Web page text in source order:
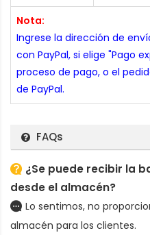
Nota:
Ingrese la dirección de
con PayPal, si elige "Pago
proceso de pago, o el
de PayPal.
FAQs
¿Se puede recibir la
desde el almacén?
Lo sentimos, no
almacén para los clientes.